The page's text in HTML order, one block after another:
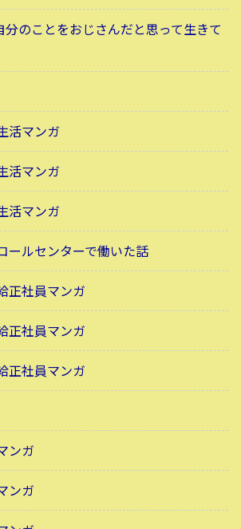
分のことをおじさんだと思って生きて
活マンガ
活マンガ
活マンガ
ールセンターで働いた話
正社員マンガ
正社員マンガ
正社員マンガ
ンガ
ンガ